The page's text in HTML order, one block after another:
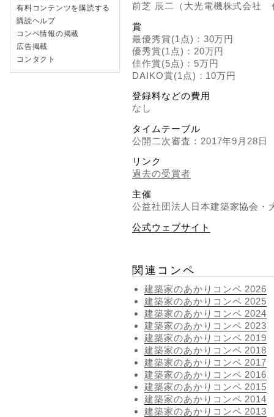
有料コンテンツを購読する
購読ヘルプ
コンペ情報の掲載
広告掲載
コンタクト
前芝 辰二（大光電機株式会社
賞
最優秀賞(1点)：30万円
優秀賞(1点)：20万円
佳作賞(5点)：5万円
DAIKO賞(1点)：10万円
登録料などの費用
なし
タイムテーブル
公開二次審査：2017年9月28日
リンク
過去の受賞者
主催
公益社団法人日本建築家協会・
公式ウェブサイト
関連コンペ
建築家のあかりコンペ 2026
建築家のあかりコンペ 2025
建築家のあかりコンペ 2024
建築家のあかりコンペ 2023
建築家のあかりコンペ 2019
建築家のあかりコンペ 2018
建築家のあかりコンペ 2017
建築家のあかりコンペ 2016
建築家のあかりコンペ 2015
建築家のあかりコンペ 2014
建築家のあかりコンペ 2013